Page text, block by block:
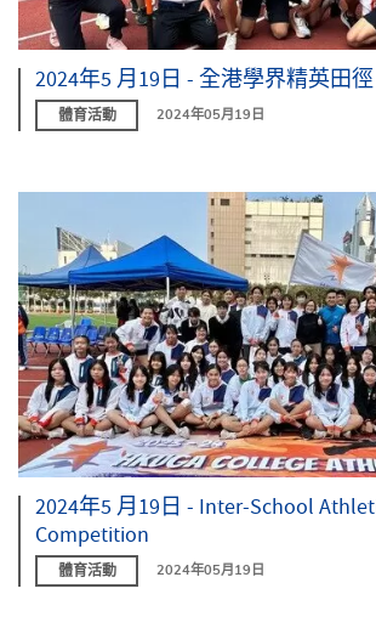
2024年5 月19日 - 全港學界精英田
體育活動 2024年05月19日
2024年5 月19日 - Inter-School
Competition
體育活動 2024年05月19日